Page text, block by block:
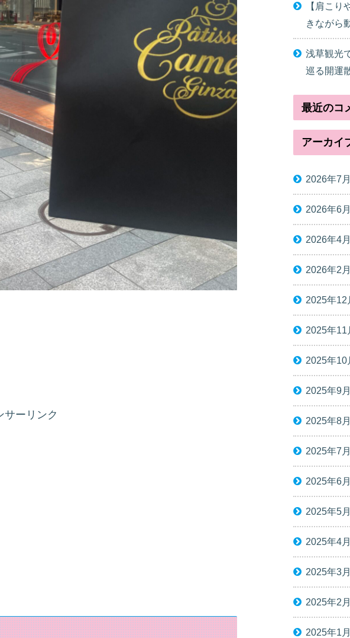
サーリンク
【肩こ
きながら
浅草観光
巡る開運
最近のコ
アーカイ
2026年7月
2026年6月
2026年4月
2026年2月
2025年12
2025年11
2025年10
2025年9月
2025年8月
2025年7月
2025年6月
2025年5月
2025年4月
2025年3月
2025年2月
2025年1月